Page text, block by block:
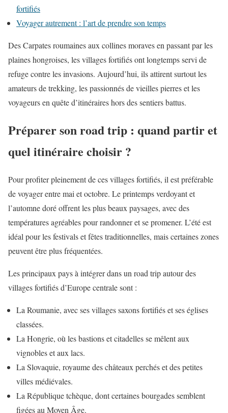
fortifiés
Voyager autrement : l’art de prendre son temps
Des Carpates roumaines aux collines moraves en passant par les
plaines hongroises, les villages fortifiés ont longtemps servi de
refuge contre les invasions. Aujourd’hui, ils attirent surtout les
amateurs de trekking, les passionnés de vieilles pierres et les
voyageurs en quête d’itinéraires hors des sentiers battus.
Préparer son road trip : quand partir et
quel itinéraire choisir ?
Pour profiter pleinement de ces villages fortifiés, il est préférable
de voyager entre mai et octobre. Le printemps verdoyant et
l’automne doré offrent les plus beaux paysages, avec des
températures agréables pour randonner et se promener. L’été est
idéal pour les festivals et fêtes traditionnelles, mais certaines zones
peuvent être plus fréquentées.
Les principaux pays à intégrer dans un road trip autour des
villages fortifiés d’Europe centrale sont :
La Roumanie, avec ses villages saxons fortifiés et ses églises
classées.
La Hongrie, où les bastions et citadelles se mêlent aux
vignobles et aux lacs.
La Slovaquie, royaume des châteaux perchés et des petites
villes médiévales.
La République tchèque, dont certaines bourgades semblent
figées au Moyen Âge.